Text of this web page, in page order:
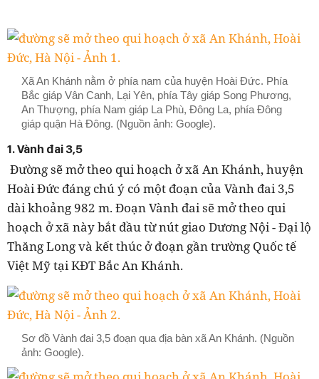
Xã An Khánh nằm ở phía nam của huyện Hoài Đức. Phía
Bắc giáp Vân Canh, Lại Yên, phía Tây giáp Song Phương,
An Thượng, phía Nam giáp La Phù, Đông La, phía Đông
giáp quận Hà Đông. (Nguồn ảnh: Google).
1. Vành đai 3,5
Đường sẽ mở theo qui hoạch ở xã An Khánh, huyện
Hoài Đức đáng chú ý có một đoạn của Vành đai 3,5
dài khoảng 982 m. Đoạn Vành đai sẽ mở theo qui
hoạch ở xã này bắt đầu từ nút giao Dương Nội - Đại lộ
Thăng Long và kết thúc ở đoạn gần trường Quốc tế
Việt Mỹ tại KĐT Bắc An Khánh.
Sơ đồ Vành đai 3,5 đoạn qua địa bàn xã An Khánh. (Nguồn
ảnh: Google).